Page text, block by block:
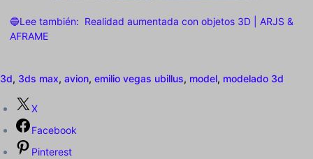
🔵Lee también: Realidad aumentada con objetos 3D | ARJS &
AFRAME
3d, 3ds max, avion, emilio vegas ubillus, model, modelado 3d
X
Facebook
Pinterest